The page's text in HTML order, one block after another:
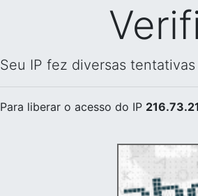
Seu IP fez diversas
Para liberar o acesso do IP